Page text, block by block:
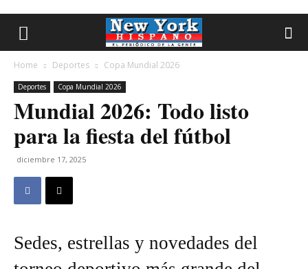
Home Deportes Copa Mundial 2026
Deportes Copa Mundial 2026
Mundial 2026: Todo listo
para la fiesta del fútbol
diciembre 17, 2025
Sedes, estrellas y novedades del